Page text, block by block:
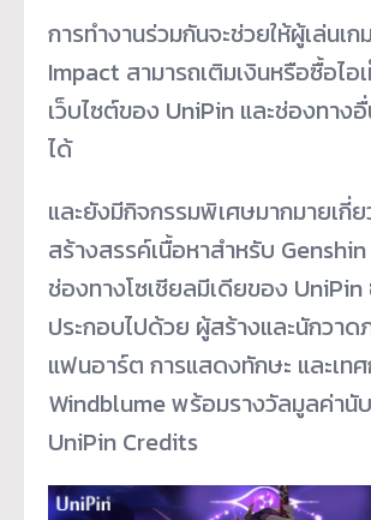
การทำงานร่วมกันจะช่วยให้ผู้เล่นเ
Impact สามารถเติมเงินหรือซื้อไอ
เว็บไซต์ของ UniPin และช่องทาง
ได้
และยังมีกิจกรรมพิเศษมากมายเกี่
สร้างสรรค์เนื้อหาสำหรับ
ช่องทางโซเชียลมีเดียของ
ประกอบไปด้วย ผู้สร้างและนักวา
แฟนอาร์ต การแสดงทักษะ และเท
Windblume พร้อมรางวัลมูลค่านั
UniPin Credits